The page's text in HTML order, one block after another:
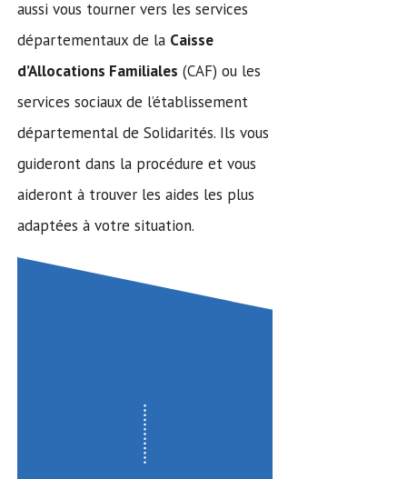
aussi vous tourner vers les services
départementaux de la Caisse
d’Allocations Familiales (CAF) ou les
services sociaux de l’établissement
départemental de Solidarités. Ils vous
guideront dans la procédure et vous
aideront à trouver les aides les plus
adaptées à votre situation.